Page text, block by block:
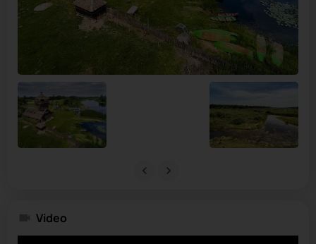
Video